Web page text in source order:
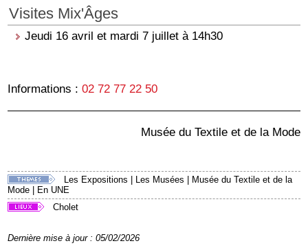
Visites Mix'Âges
Jeudi 16 avril et mardi 7 juillet à 14h30
Informations :02 72 77 22 50
Musée du Textile et de la Mode
Les Expositions Les Musées
Musée du Textile et de la
Mode
En UNE
Cholet
Dernière mise à jour : 05/02/2026